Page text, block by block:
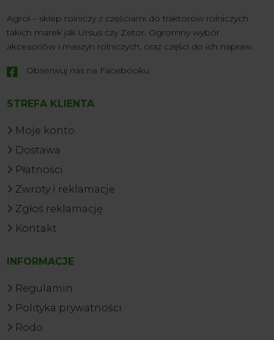
Agrol – sklep rolniczy z częściami do traktorów rolniczych
takich marek jak Ursus czy Zetor. Ogromny wybór
akcesoriów i maszyn rolniczych, oraz części do ich napraw.
 Obserwuj nas na Facebooku
STREFA KLIENTA
Moje konto
Dostawa
Płatności
Zwroty i reklamacje
Zgłoś reklamację
Kontakt
INFORMACJE
Regulamin
Polityka prywatności
Rodo